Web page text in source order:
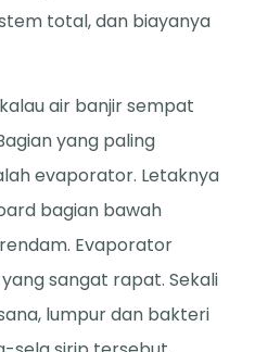
total, dan biayanya
air banjir sempat
yang paling
evaporator. Letaknya
bagian bawah
Evaporator
sangat rapat. Sekali
lumpur dan bakteri